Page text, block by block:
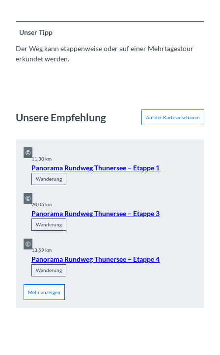
Unser Tipp
Der Weg kann etappenweise oder auf einer Mehrtagestour
erkundet werden.
Unsere Empfehlung Auf der Karte anschauen
©
11,30 km
Panorama Rundweg Thunersee – Etappe 1
Wanderung
©
20,06 km
Panorama Rundweg Thunersee – Etappe 3
Wanderung
©
13,59 km
Panorama Rundweg Thunersee – Etappe 4
Wanderung
Mehr anzeigen